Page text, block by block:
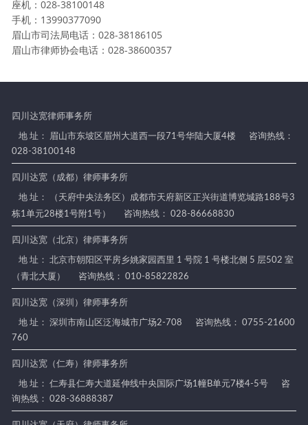
座机：028-38100148
手机：13990377090
眉山市司法局电话：028-38186105
眉山市律师协会电话：028-38600357
四川达宽律师事务所
地 址： 眉山市东坡区眉州大道西一段71号华陆大厦4楼
咨询热线：
028-38100148
四川达宽（成都）律师事务所
地 址： （天府中央法务区）成都市天府新区正兴街道博览城路188号3
栋1单元28楼1号附1号）
咨询热线： 028-86668830
四川达宽（北京）律师事务所
地 址： 北京市朝阳区平房乡姚家园西里 1 号院 1 号楼北侧 5 层502 室
（青北大厦）
咨询热线： 010-85822826
四川达宽（深圳）律师事务所
地 址： 深圳市南山区泛海城市广场2-708
咨询热线： 0755-21600
760
四川达宽（仁寿）律师事务所
地 址： 仁寿县仁寿大道延伸线中央国际广场1幢B单元7楼4-5号
咨
询热线： 028-36888387